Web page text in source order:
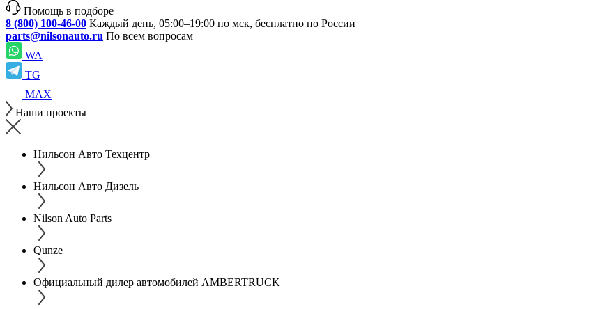
Помощь в подборе
8 (800) 100-46-00 Каждый день, 05:00–19:00 по мск, бесплатно по России
parts@nilsonauto.ru По всем вопросам
WA
TG
MAX
Наши проекты
Нильсон Авто Техцентр
Нильсон Авто Дизель
Nilson Auto Parts
Qunze
Официальный дилер автомобилей AMBERTRUCK